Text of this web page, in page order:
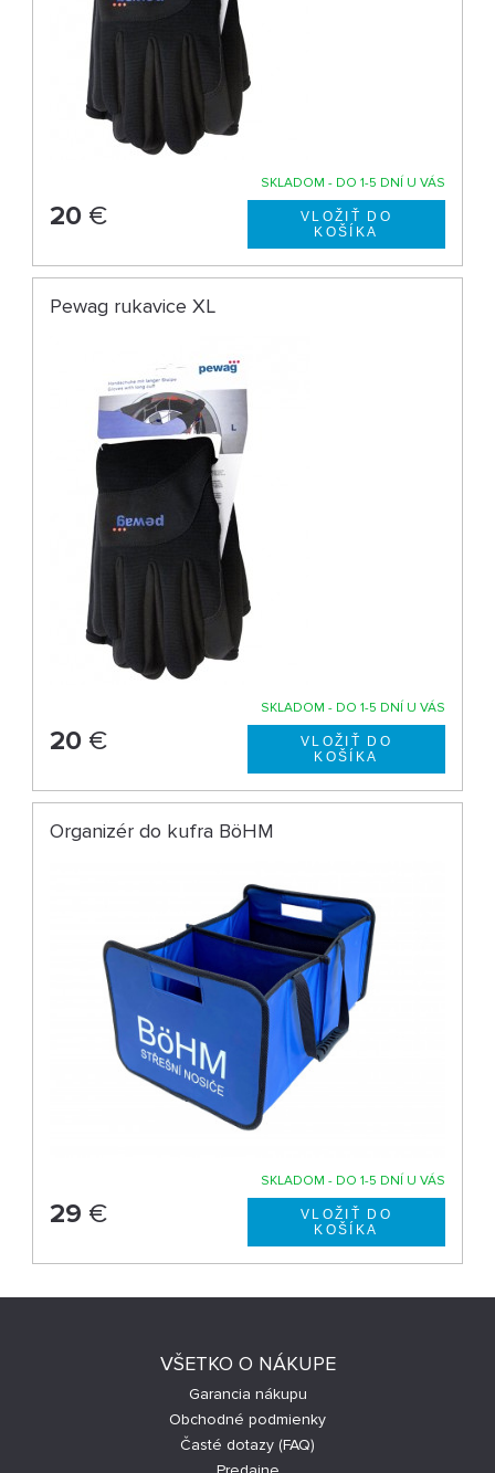
SKLADOM - DO 1-5 DNÍ U VÁS
20 €
Pewag rukavice XL
SKLADOM - DO 1-5 DNÍ U VÁS
20 €
Organizér do kufra BöHM
SKLADOM - DO 1-5 DNÍ U VÁS
29 €
VŠETKO O NÁKUPE
Garancia nákupu
Obchodné podmienky
Časté dotazy (FAQ)